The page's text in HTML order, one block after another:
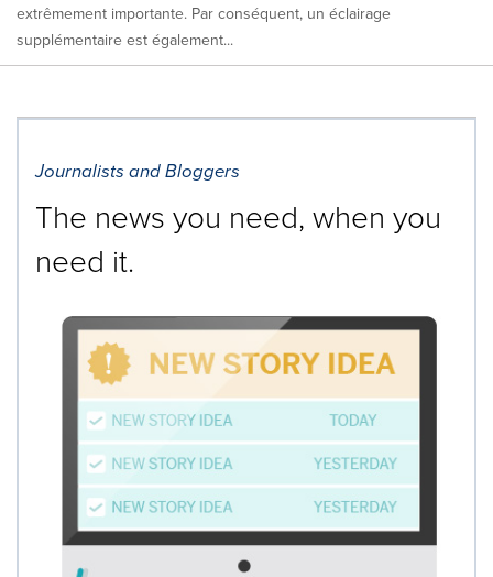
extrêmement importante. Par conséquent, un éclairage
supplémentaire est également...
Journalists and Bloggers
The news you need, when you
need it.